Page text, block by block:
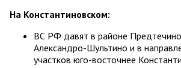
На Константиновском:
ВС РФ давят в районе
Александро-Шультино и в
участков юго-восточнее